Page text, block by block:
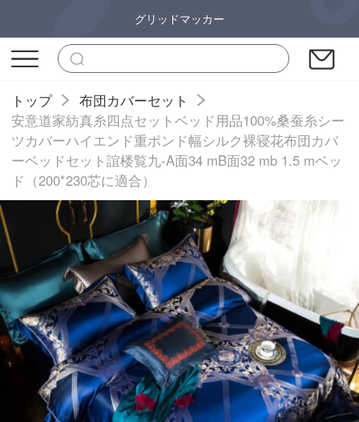
グリッドマッカー
トップ
布団カバーセット
安意道家紡真糸四点セットベッド用品100%桑蚕糸シー
ツカバーハイエンド重ポンド幅シルク裸寝花布団カバ
ーベッドセット誼楼覧九-A面34 mB面32 mb 1.5 mベッ
ド（200*230芯に適合）